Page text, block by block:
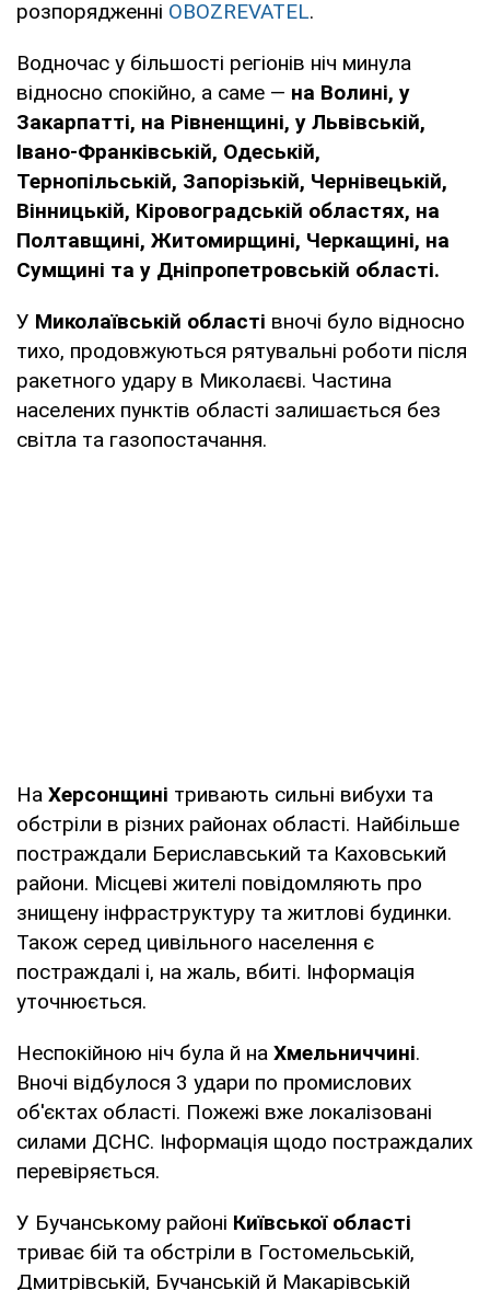
розпорядженні OBOZREVATEL.
Водночас у більшості регіонів ніч минула
відносно спокійно, а саме — на Волині, у
Закарпатті, на Рівненщині, у Львівській,
Івано-Франківській, Одеській,
Тернопільській, Запорізькій, Чернівецькій,
Вінницькій, Кіровоградській областях, на
Полтавщині, Житомирщині, Черкащині, на
Сумщині та у Дніпропетровській області.
У Миколаївській області вночі було відносно
тихо, продовжуються рятувальні роботи після
ракетного удару в Миколаєві. Частина
населених пунктів області залишається без
світла та газопостачання.
На Херсонщині тривають сильні вибухи та
обстріли в різних районах області. Найбільше
постраждали Бериславський та Каховський
райони. Місцеві жителі повідомляють про
знищену інфраструктуру та житлові будинки.
Також серед цивільного населення є
постраждалі і, на жаль, вбиті. Інформація
уточнюється.
Неспокійною ніч була й на Хмельниччині.
Вночі відбулося 3 удари по промислових
об'єктах області. Пожежі вже локалізовані
силами ДСНС. Інформація щодо постраждалих
перевіряється.
У Бучанському районі Київської області
триває бій та обстріли в Гостомельській,
Дмитрівській, Бучанській й Макарівській